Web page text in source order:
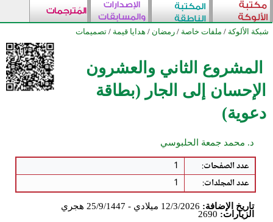
شبكة الألوكة / ملفات خاصة / رمضان / هدايا قيمة / تصميمات
المشروع الثاني والعشرون
الإحسان إلى الجار (بطاقة
دعوية)
د. محمد جمعة الحلبوسي
عدد الصفحات:
1
عدد المجلدات:
1
تاريخ الإضافة: 12/3/2026 ميلادي - 25/9/1447 هجري
الزيارات: 2690